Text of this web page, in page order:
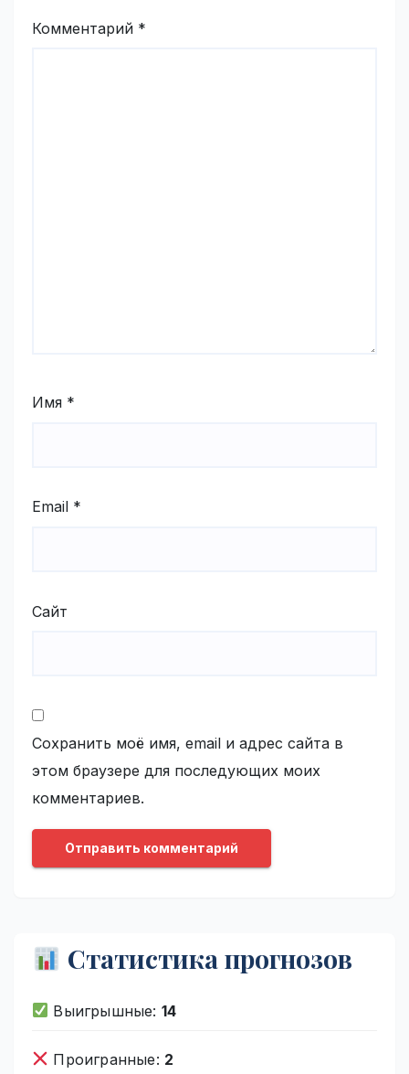
Комментарий *
Имя *
Email *
Сайт
Сохранить моё имя, email и адрес сайта в
этом браузере для последующих моих
комментариев.
Статистика прогнозов
Выигрышные: 14
Проигранные: 2